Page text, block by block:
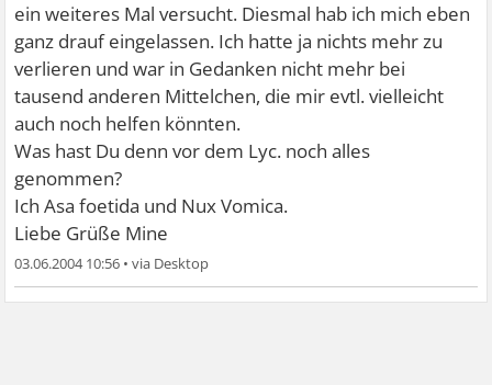
ein weiteres Mal versucht. Diesmal hab ich mich eben
ganz drauf eingelassen. Ich hatte ja nichts mehr zu
verlieren und war in Gedanken nicht mehr bei
tausend anderen Mittelchen, die mir evtl. vielleicht
auch noch helfen könnten.
Was hast Du denn vor dem Lyc. noch alles
genommen?
Ich Asa foetida und Nux Vomica.
Liebe Grüße Mine
03.06.2004 10:56 •